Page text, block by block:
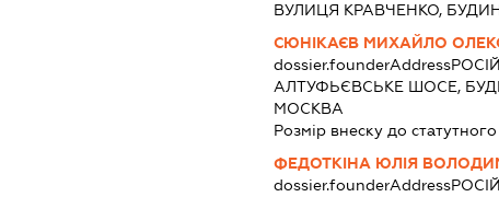
ВУЛИЦЯ КРАВЧЕНКО,
СЮНІКАЄВ МИХАЙЛО
dossier.founderAddress
АЛТУФЬЄВСЬКЕ ШОСЕ,
МОСКВА
Розмір внеску до
ФЕДОТКІНА ЮЛІЯ
dossier.founderAddress